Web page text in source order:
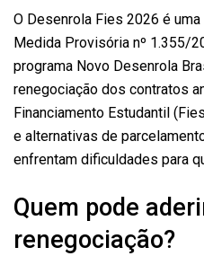
O Desenrola Fies 2026 é
Medida Provisória nº 1.355/
programa Novo Desenrola
renegociação dos contratos
Financiamento Estudantil
e alternativas de
enfrentam dificuldades para
Quem pode
renegociação?